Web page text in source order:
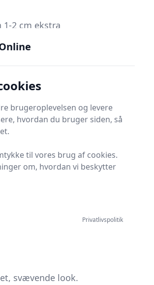
2 cm ekstra
Placér bordet helt
og mindre
madrashøjde ofte
ved sengen i et
reference­mål,
sengeborde
kan du vælge
svævende look.
brugeroplevelsen og levere
hvordan du bruger siden, så
til vores brug af cookies.
om, hvordan vi beskytter
Privatlivspolitik